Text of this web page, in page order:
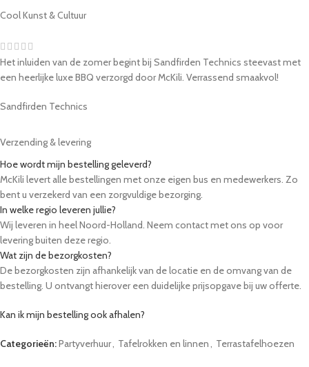
Cool Kunst & Cultuur
Het inluiden van de zomer begint bij Sandfirden Technics steevast met
een heerlijke luxe BBQ verzorgd door McKili. Verrassend smaakvol!
Sandfirden Technics
Verzending & levering
Hoe wordt mijn bestelling geleverd?
McKili levert alle bestellingen met onze eigen bus en medewerkers. Zo
bent u verzekerd van een zorgvuldige bezorging.
In welke regio leveren jullie?
Wij leveren in heel Noord-Holland. Neem contact met ons op voor
levering buiten deze regio.
Wat zijn de bezorgkosten?
De bezorgkosten zijn afhankelijk van de locatie en de omvang van de
bestelling. U ontvangt hierover een duidelijke prijsopgave bij uw offerte.
Kan ik mijn bestelling ook afhalen?
Kunnen tafels, stoelen en servies meegeleverd worden?
Categorieën:Partyverhuur, Tafelrokken en linnen, Terrastafelhoezen